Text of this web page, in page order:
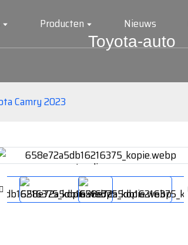
Producten Nieuws
Toyota-auto
Camry 2023
Loading...
Loading...